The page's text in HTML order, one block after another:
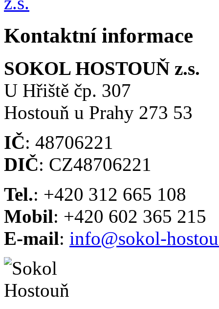
Kontaktní informace
SOKOL HOSTOUŇ z.s.
U Hřiště čp. 307
Hostouň u Prahy 273 53
IČ: 48706221
DIČ: CZ48706221
Tel.: +420 312 665 108
Mobil: +420 602 365 215
E-mail: info@sokol-